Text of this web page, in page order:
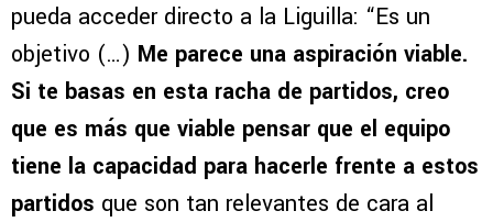
pueda acceder directo a la Liguilla: “Es un
objetivo (…) Me parece una aspiración viable.
Si te basas en esta racha de partidos, creo
que es más que viable pensar que el equipo
tiene la capacidad para hacerle frente a estos
partidos que son tan relevantes de cara al